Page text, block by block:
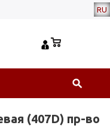
RU
(407D) пр-во